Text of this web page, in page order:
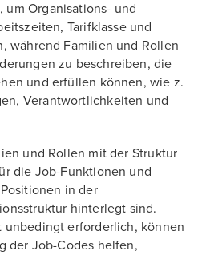
um Organisations- und
Tarifklasse und
während Familien und Rollen
zu beschreiben, die
und erfüllen können, wie z.
Verantwortlichkeiten und
und Rollen mit der Struktur
die Job-Funktionen und
in der
hinterlegt sind.
erforderlich, können
der Job-Codes helfen,